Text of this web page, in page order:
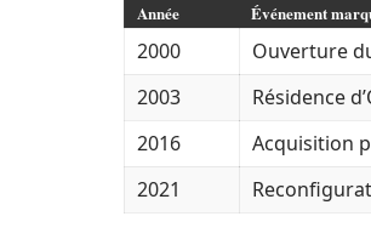
Année Événement
2000
Ouverture
2003
Résidence
2016
Acquisition
2021